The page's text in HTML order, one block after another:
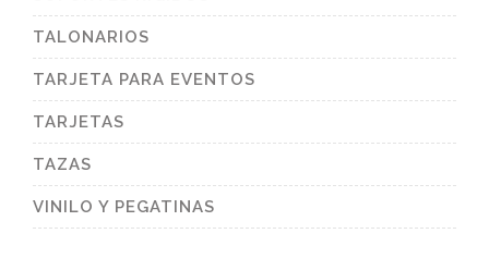
TALONARIOS
TARJETA PARA EVENTOS
TARJETAS
TAZAS
VINILO Y PEGATINAS